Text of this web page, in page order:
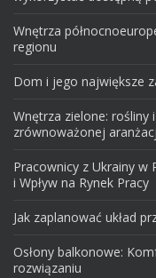
Wnętrza
regionu
Dom i jego największe
Wnętrza zielone:
zrównoważonej
Pracownicy z Ukrainy w
i Wpływ na Rynek Pracy
Jak zaplanować układ
Osłony balkonowe:
rozwiązaniu